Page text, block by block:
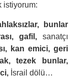
istiyorum:
bunlar
gafil, sanatçı
kan emici, geri
tezek bunlar,
İsrail dölü…